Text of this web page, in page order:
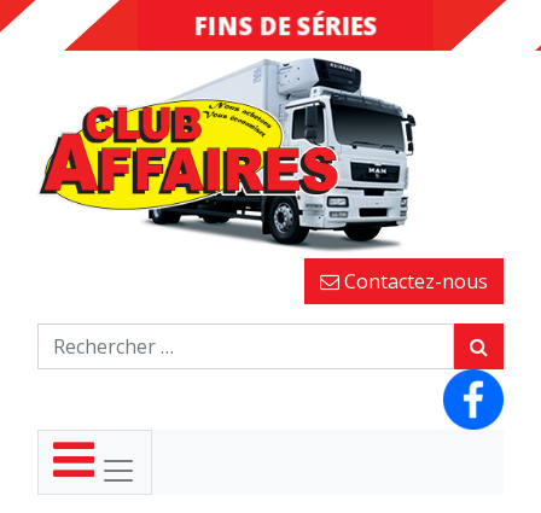
DESTOCKAGE
FINS DE SÉRIES
Contactez-nous